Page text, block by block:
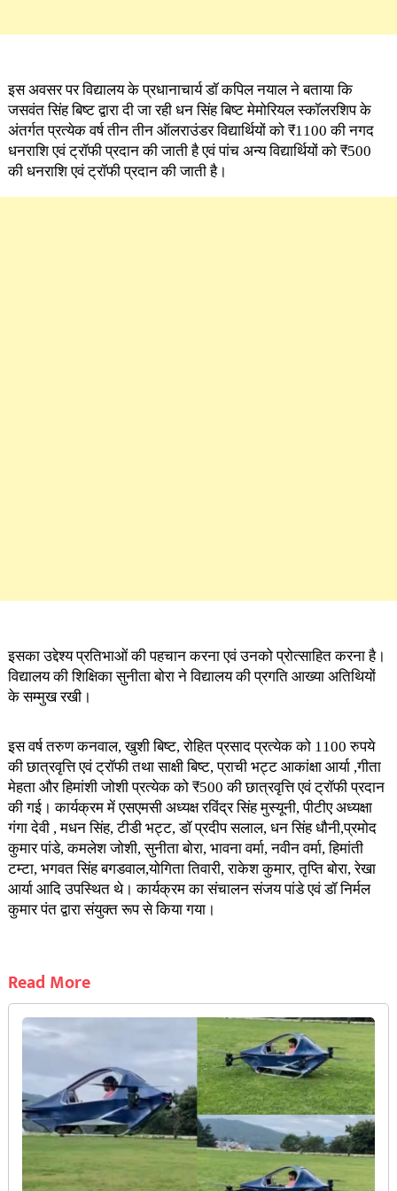
इस अवसर पर विद्यालय के प्रधानाचार्य डॉ कपिल नयाल ने बताया कि
जसवंत सिंह बिष्ट द्वारा दी जा रही धन सिंह बिष्ट मेमोरियल स्कॉलरशिप के
अंतर्गत प्रत्येक वर्ष तीन तीन ऑलराउंडर विद्यार्थियों को ₹1100 की नगद
धनराशि एवं ट्रॉफी प्रदान की जाती है एवं पांच अन्य विद्यार्थियों को ₹500
की धनराशि एवं ट्रॉफी प्रदान की जाती है।
इसका उद्देश्य प्रतिभाओं की पहचान करना एवं उनको प्रोत्साहित करना है।
विद्यालय की शिक्षिका सुनीता बोरा ने विद्यालय की प्रगति आख्या अतिथियों
के सम्मुख रखी।
इस वर्ष तरुण कनवाल, खुशी बिष्ट, रोहित प्रसाद प्रत्येक को 1100 रुपये
की छात्रवृत्ति एवं ट्रॉफी तथा साक्षी बिष्ट, प्राची भट्ट आकांक्षा आर्या ,गीता
मेहता और हिमांशी जोशी प्रत्येक को ₹500 की छात्रवृत्ति एवं ट्रॉफी प्रदान
की गई। कार्यक्रम में एसएमसी अध्यक्ष रविंद्र सिंह मुस्यूनी, पीटीए अध्यक्षा
गंगा देवी , मधन सिंह, टीडी भट्ट, डॉ प्रदीप सलाल, धन सिंह धौनी,प्रमोद
कुमार पांडे, कमलेश जोशी, सुनीता बोरा, भावना वर्मा, नवीन वर्मा, हिमांती
टम्टा, भगवत सिंह बगडवाल,योगिता तिवारी, राकेश कुमार, तृप्ति बोरा, रेखा
आर्या आदि उपस्थित थे। कार्यक्रम का संचालन संजय पांडे एवं डॉ निर्मल
कुमार पंत द्वारा संयुक्त रूप से किया गया।
Read More